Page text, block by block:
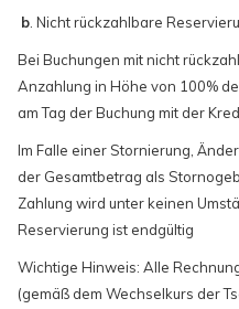
b . Nicht rückzahlbare
Bei Buchungen mit nicht
Anzahlung in Höhe von 100%
am Tag der Buchung mit der
Im Falle einer Stornierung,
der Gesamtbetrag als
Zahlung wird unter keinen
Reservierung ist endgültig
Wichtige Hinweis: Alle
(gemäß dem Wechselkurs der